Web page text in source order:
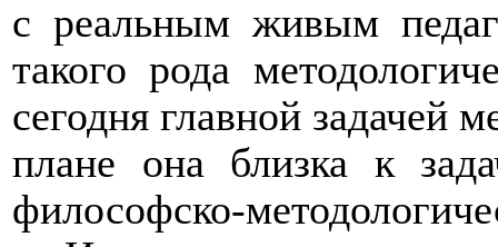
с реальным живым
такого рода
сегодня главной задачей
плане она близка к
философско-